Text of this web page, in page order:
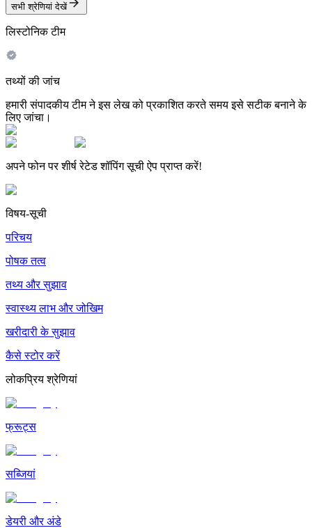
सभी श्रेणियां देखें
लिस्टोनिक टीम
तथ्यों की जांच
हमारी संपादकीय टीम ने इस लेख को प्रकाशित करते समय इसे सटीक बनाने के
लिए जांचा।
अपने फोन पर शीर्ष रेटेड शॉपिंग सूची ऐप प्राप्त करें!
विषय-सूची
परिचय
पोषक तत्व
तथ्य और सुझाव
स्वास्थ्य लाभ और जोखिम
खरीदारी के सुझाव
कैसे स्टोर करें
लोकप्रिय श्रेणियां
फ्रूट्स
सब्जियां
डेयरी और अंडे